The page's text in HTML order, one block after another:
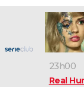
23h00
Real